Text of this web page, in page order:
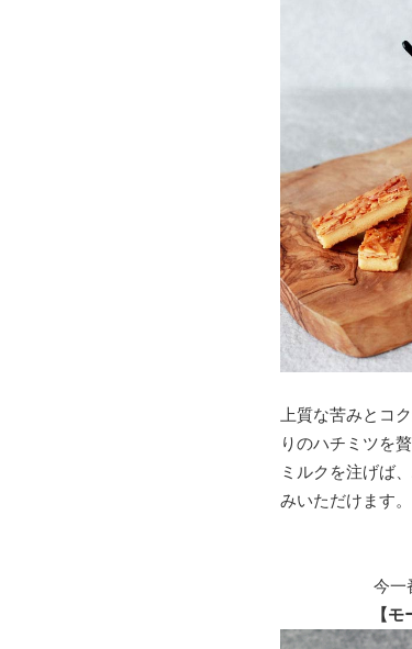
上質な苦みとコ
りのハチミツを
ミルクを注げば
みいただけます。
今一
【